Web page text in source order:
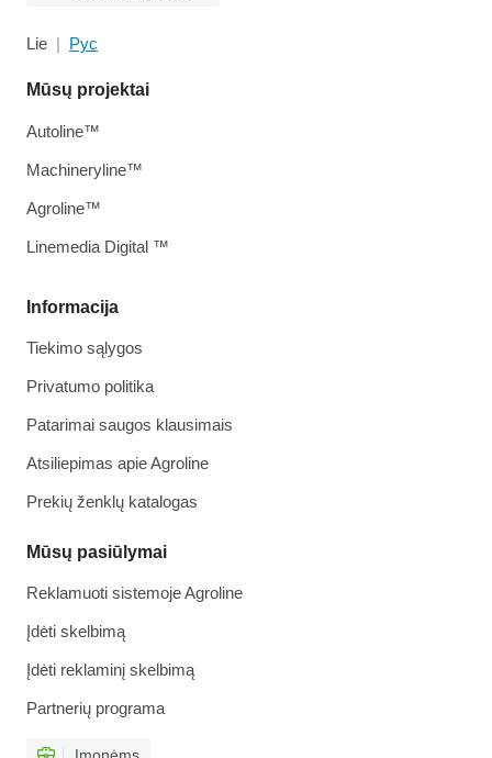
Lie Рус
Informacija
Tiekimo sąlygos
Privatumo politika
Patarimai saugos klausimais
Atsiliepimas apie Agroline
Prekių ženklų katalogas
Mūsų pasiūlymai
Reklamuoti sistemoje Agroline
Įdėti skelbimą
Įdėti reklaminį skelbimą
Partnerių programa
Mūsų projektai
Autoline™
Machineryline™
Agroline™
Linemedia Digital ™